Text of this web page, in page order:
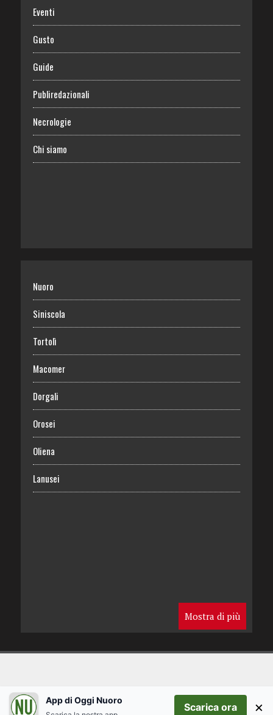
Eventi
Gusto
Guide
Publiredazionali
Necrologie
Chi siamo
Nuoro
Siniscola
Tortolì
Macomer
Dorgali
Orosei
Oliena
Lanusei
Mostra di più
App di Oggi Nuoro
Scarica ora ×